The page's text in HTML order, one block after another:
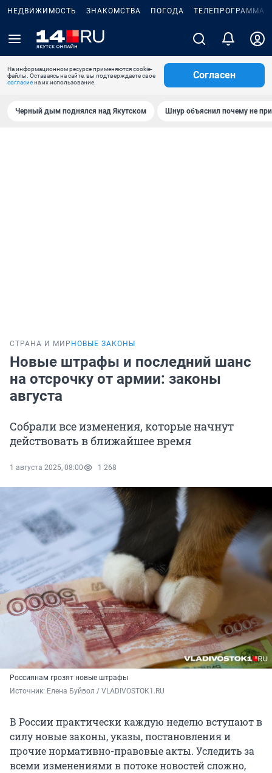
НЕДВИЖИМОСТЬ ЗНАКОМСТВА ПОГОДА ТЕЛЕПРОГРАММА
На информационном ресурсе применяются cookie-
файлы. Оставаясь на сайте, вы подтверждаете свое
согласиена их использование.
Согласен
Черный дым поднялся над Якутском Шнур объяснил почему не
СТРАНА И МИР НОВЫЕ ЗАКОНЫ
Новые штрафы и последний шанс
на отсрочку от армии: законы
августа
Собрали все изменения, которые начнут
действовать в ближайшее время
1 августа 2025, 08:00 1 268
Россиянам грозят новые штрафы
Источник: Елена Буйвол / VLADIVOSTOK1.RU
В России практически каждую неделю вступают в
силу новые законы, указы, постановления и
прочие нормативно-правовые акты. Уследить за
всеми изменениями в потоке новостей сложно,